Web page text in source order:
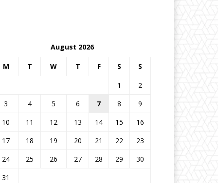
August 2026
M T W T F S S
1
2
3
4 5 6 7 8
9
10
11 12 13 14 15
16
17
18 19 20 21 22
23
24
25 26 27 28 29
30
31